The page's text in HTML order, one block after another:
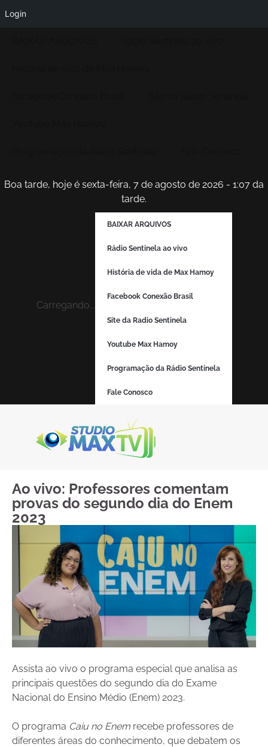
Boa tarde, hoje é sexta-feira, 7 de agosto de 2026 - 1:07 da
tarde.
Carregando...
BAIXAR ARQUIVOS
Rádio Sentinela ao vivo
História de vida de Max Hamoy
Facebook Conexão Brasil
Site da Radio Sentinela
Youtube Max Hamoy
Programação da Rádio Sentinela
Fale Conosco
Ao vivo: Professores comentam
provas do segundo dia do Enem
2023
Assista ao vivo o programa especial que analisa as
principais questões do segundo dia do Exame
Nacional do Ensino Médio (Enem) 2023.
O programa Caiu no Enem recebe professores de
diferentes áreas do conhecimento, que debatem os
Login